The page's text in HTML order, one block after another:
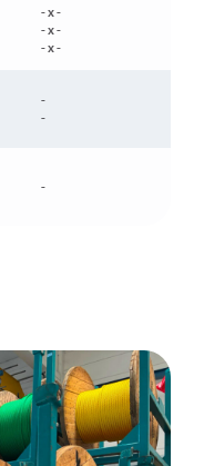
- x -
- x -
- x -
-
-
-